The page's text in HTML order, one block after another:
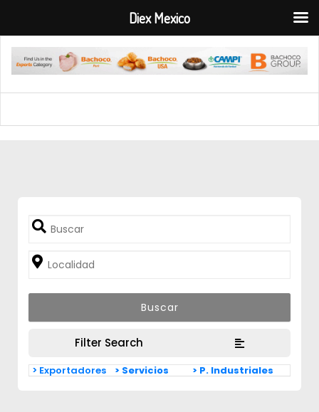
Filter Search
> Exportadores > Servicios > P. Industriales
Diex Mexico